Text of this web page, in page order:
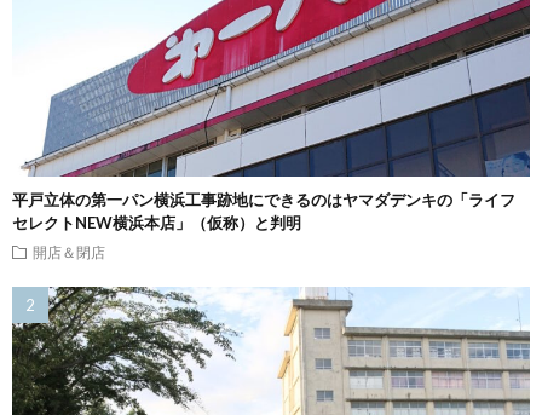
平戸立体の第一パン横浜工事跡地にできるのはヤマダデンキの「ライフ
セレクトNEW横浜本店」（仮称）と判明
開店＆閉店